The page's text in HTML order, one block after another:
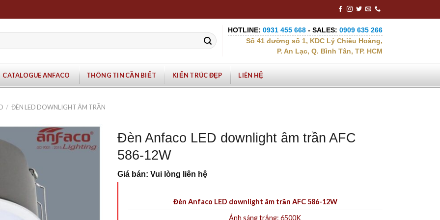
HOTLINE: 0931 455 668 - SALES: 0909 635 266
Số 41 đường số 1, KDC Lý Chiêu Hoàng,
P. An Lạc, Q. Bình Tân, TP. HCM
CATALOGUE ANFACO THÔNG TIN CẦN BIẾT KIẾN TRÚC ĐẸP LIÊN HỆ
/ ĐÈN LED DOWNLIGHT ÂM TRẦN
Đèn Anfaco LED downlight âm trần AFC
586-12W
Giá bán: Vui lòng liên hệ
Đèn Anfaco LED downlight âm trần AFC 586-12W
Ánh sáng trắng: 6500K